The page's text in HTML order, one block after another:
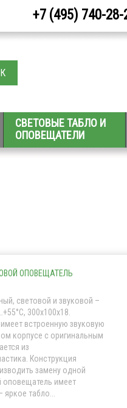
+7 (495) 740-28-
СВЕТОВЫЕ ТАБЛО И
ОПОВЕЩАТЕЛИ
ОПОВЕЩАТЕЛЬ
световой и звуковой –
300x100x18.
встроенную звуковую
корпусе с оригинальным
из
Конструкция
замену одной
оповещатель имеет
табло...